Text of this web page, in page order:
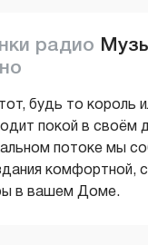
радио
будь то король
покой в своём
потоке мы
комфортной,
в вашем Доме.